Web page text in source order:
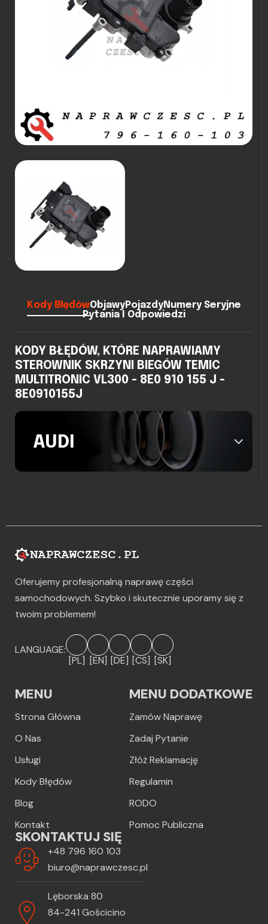
Kody BłędówObjawyPojazdyNumery Seryjne
Pytania I Odpowiedzi
KODY BŁĘDÓW, KTÓRE NAPRAWIAMY
STEROWNIK SKRZYNI BIEGÓW TEMIC
MULTITRONIC VL300 - 8E0 910 155 J -
8E0910155J
AUDI
Oferujemy profesjonalną naprawę części
samochodowych. Szybko i skutecznie uporamy się z
twoim problemem!
LANGUAGE:
[PL] [EN] [DE] [CS] [SK]
MENU
Strona Główna
O Nas
Usługi
Kody Błędów
Blog
Kontakt
MENU DODATKOWE
Zamów Naprawę
Zadaj Pytanie
Złóż Reklamację
Regulamin
RODO
Pomoc Publiczna
SKONTAKTUJ SIĘ
+48 796 160 103
biuro@naprawczesc.pl
Lęborska 80
84-241 Gościcino